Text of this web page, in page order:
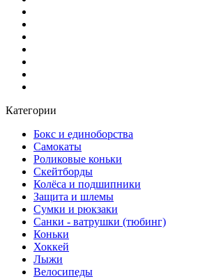
Категории
Бокс и единоборства
Самокаты
Роликовые коньки
Скейтборды
Колёса и подшипники
Защита и шлемы
Сумки и рюкзаки
Санки - ватрушки (тюбинг)
Коньки
Хоккей
Лыжи
Велосипеды